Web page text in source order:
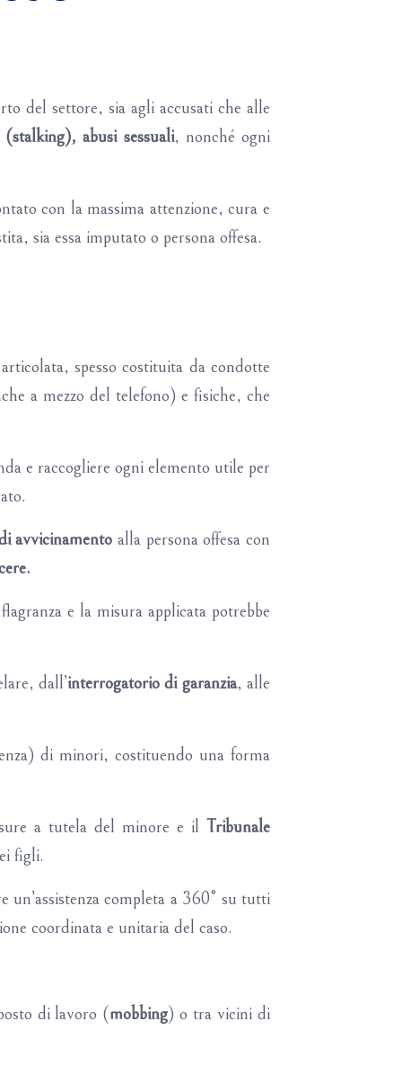
del settore, sia agli accusati che alle
abusi sessuali, nonché ogni
con la massima attenzione, cura e
sia essa imputato o persona offesa.
spesso costituita da condotte
a mezzo del telefono) e fisiche, che
e raccogliere ogni elemento utile per
avvicinamentoalla persona offesa con
e la misura applicata potrebbe
dall’interrogatorio di garanzia, alle
di minori, costituendo una forma
a tutela del minore e il Tribunale
figli.
completa a 360° su tutti
coordinata e unitaria del caso.
di lavoro (mobbing) o tra vicini di